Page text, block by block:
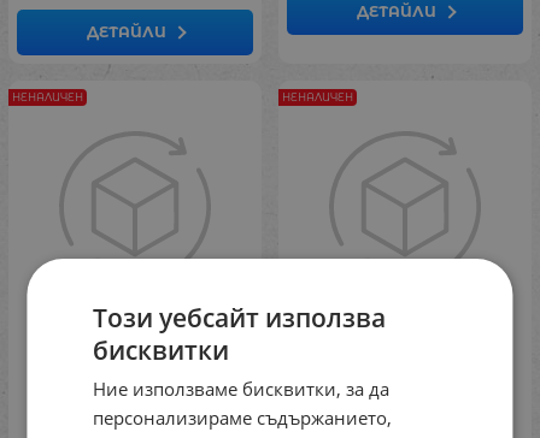
ДЕТАЙЛИ
ДЕТАЙЛИ
Литература за 6 клас
НОВО(Скорпио)
НЕНАЛИЧЕН НЕНАЛИЧЕН
Този уебсайт използва
бисквитки
Ние използваме бисквитки, за да
персонализираме съдържанието,